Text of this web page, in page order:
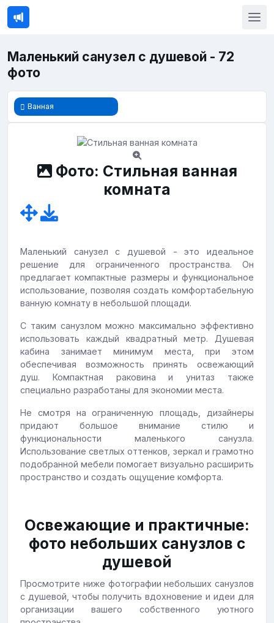
Маленький санузел с душевой - 72
фото
Ванная
Фото: Стильная ванная
комната
Маленький санузел с душевой - это идеальное
решение для ограниченного пространства. Он
предлагает компактные размеры и функциональное
использование, позволяя создать комфортабельную
ванную комнату в небольшой площади.
С таким санузлом можно максимально эффективно
использовать каждый квадратный метр. Душевая
кабина занимает минимум места, при этом
обеспечивая возможность принять освежающий
душ. Компактная раковина и унитаз также
специально разработаны для экономии места.
Не смотря на ограниченную площадь, дизайнеры
придают большое внимание стилю и
функциональности маленького санузла.
Использование светлых оттенков, зеркал и грамотно
подобранной мебели помогает визуально расширить
пространство и создать ощущение комфорта.
Освежающие и практичные:
фото небольших санузлов с
душевой
Просмотрите ниже фотографии небольших санузлов
с душевой, чтобы получить вдохновение и идеи для
организации вашего собственного уютного